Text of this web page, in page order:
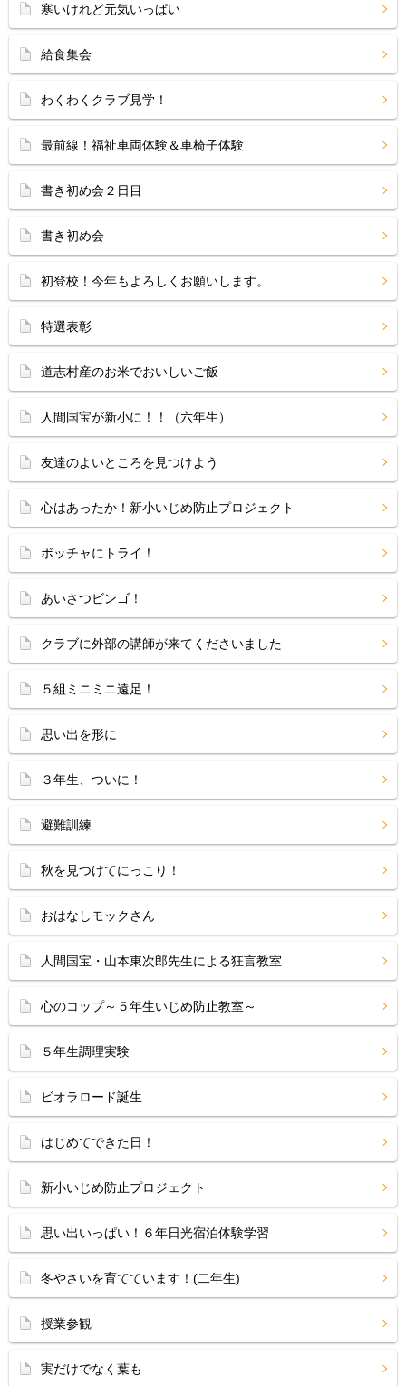
寒いけれど元気いっぱい
給食集会
わくわくクラブ見学！
最前線！福祉車両体験＆車椅子体験
書き初め会２日目
書き初め会
初登校！今年もよろしくお願いします。
特選表彰
道志村産のお米でおいしいご飯
人間国宝が新小に！！（六年生）
友達のよいところを見つけよう
心はあったか！新小いじめ防止プロジェクト
ボッチャにトライ！
あいさつビンゴ！
クラブに外部の講師が来てくださいました
５組ミニミニ遠足！
思い出を形に
３年生、ついに！
避難訓練
秋を見つけてにっこり！
おはなしモックさん
人間国宝・山本東次郎先生による狂言教室
心のコップ～５年生いじめ防止教室～
５年生調理実験
ビオラロード誕生
はじめてできた日！
新小いじめ防止プロジェクト
思い出いっぱい！６年日光宿泊体験学習
冬やさいを育てています！(二年生)
授業参観
実だけでなく葉も